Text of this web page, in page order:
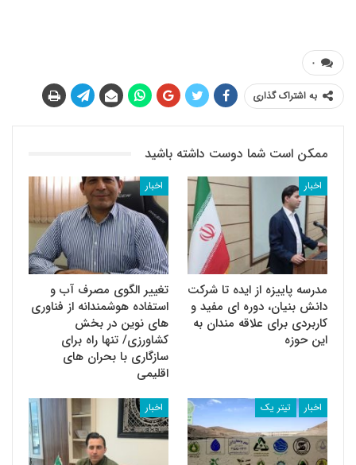
۰
به اشتراک گذاری
ممکن است شما دوست داشته باشید
اخبار
مدرسه پاییزه از ایده تا شرکت
دانش بنیان، دوره ای مفید و
کاربردی برای علاقه مندان به
این حوزه
اخبار
تغییر الگوی مصرف آب و
استفاده هوشمندانه از فناوری
های نوین در بخش
کشاورزی/ تنها راه برای
سازگاری با بحران های
اقلیمی
اخبار تیتر یک اخبار